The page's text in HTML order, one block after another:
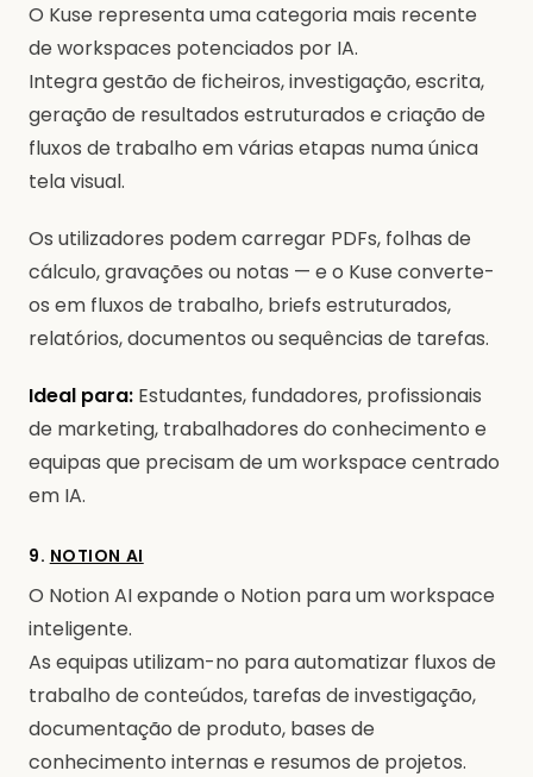
O Kuse representa uma categoria mais recente
de workspaces potenciados por IA.
Integra gestão de ficheiros, investigação, escrita,
geração de resultados estruturados e criação de
fluxos de trabalho em várias etapas numa única
tela visual.
Os utilizadores podem carregar PDFs, folhas de
cálculo, gravações ou notas — e o Kuse converte-
os em fluxos de trabalho, briefs estruturados,
relatórios, documentos ou sequências de tarefas.
Ideal para: Estudantes, fundadores, profissionais
de marketing, trabalhadores do conhecimento e
equipas que precisam de um workspace centrado
em IA.
9. NOTION AI
O Notion AI expande o Notion para um workspace
inteligente.
As equipas utilizam-no para automatizar fluxos de
trabalho de conteúdos, tarefas de investigação,
documentação de produto, bases de
conhecimento internas e resumos de projetos.